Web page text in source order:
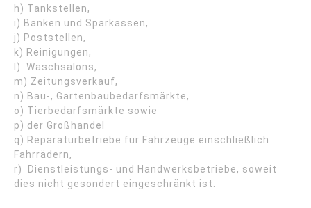
h) Tankstellen,
i) Banken und Sparkassen,
j) Poststellen,
k) Reinigungen,
l) Waschsalons,
m) Zeitungsverkauf,
n) Bau-, Gartenbaubedarfsmärkte,
o) Tierbedarfsmärkte sowie
p) der Großhandel
q) Reparaturbetriebe für Fahrzeuge einschließlich
Fahrrädern,
r) Dienstleistungs- und Handwerksbetriebe, soweit
dies nicht gesondert eingeschränkt ist.